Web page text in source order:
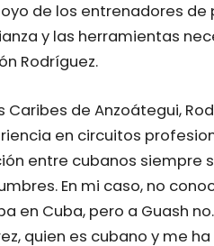
de los entrenadores
y las herramientas
Rodríguez.
Caribes de Anzoátegui,
en circuitos
entre cubanos siempre
En mi caso, no
en Cuba, pero a Guash
quien es cubano y me